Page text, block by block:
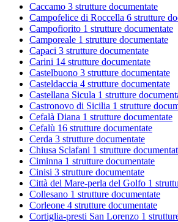
Caccamo 3 strutture documentate
Campofelice di Roccella 6 strutture
Campofiorito 1 strutture documentate
Camporeale 1 strutture documentate
Capaci 3 strutture documentate
Carini 14 strutture documentate
Castelbuono 3 strutture documentate
Casteldaccia 4 strutture documentate
Castellana Sicula 1 strutture
Castronovo di Sicilia 1 strutture
Cefalà Diana 1 strutture documentate
Cefalù 16 strutture documentate
Cerda 3 strutture documentate
Chiusa Sclafani 1 strutture
Ciminna 1 strutture documentate
Cinisi 3 strutture documentate
Città del Mare-perla del Golfo 1
Collesano 1 strutture documentate
Corleone 4 strutture documentate
Cortiglia-presti San Lorenzo 1